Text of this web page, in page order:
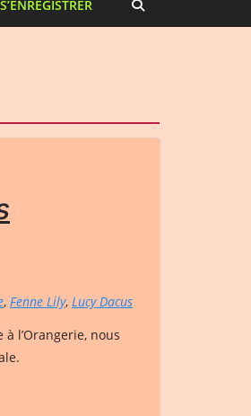
S’ENREGISTRER
, Fenne Lily, Lucy Dacus
l’Orangerie, nous